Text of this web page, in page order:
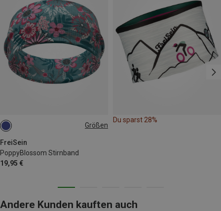
Größen
FreiSein
PoppyBlossom Stirnband
19,95 €
ONE SIZE
Du sparst 28%
Andere Kunden kauften auch